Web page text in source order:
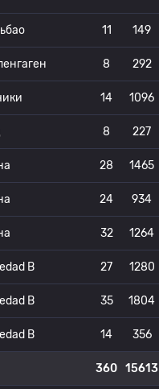
11 149
8 292
14 1096
8 227
28 1465
24 934
32 1264
B 27 1280
B 35 1804
B 14 356
360 15613